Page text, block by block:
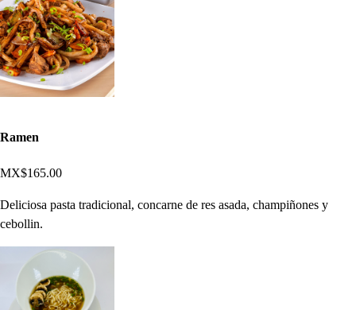
Ramen
MX$165.00
Deliciosa pasta tradicional, concarne de res asada, champiñones y
cebollin.